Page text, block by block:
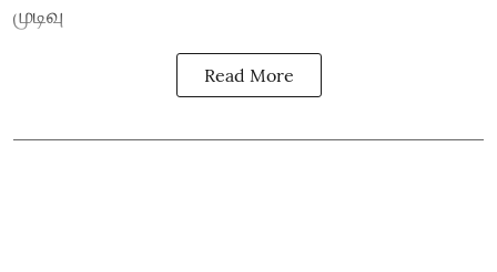
முடிவு
Read More